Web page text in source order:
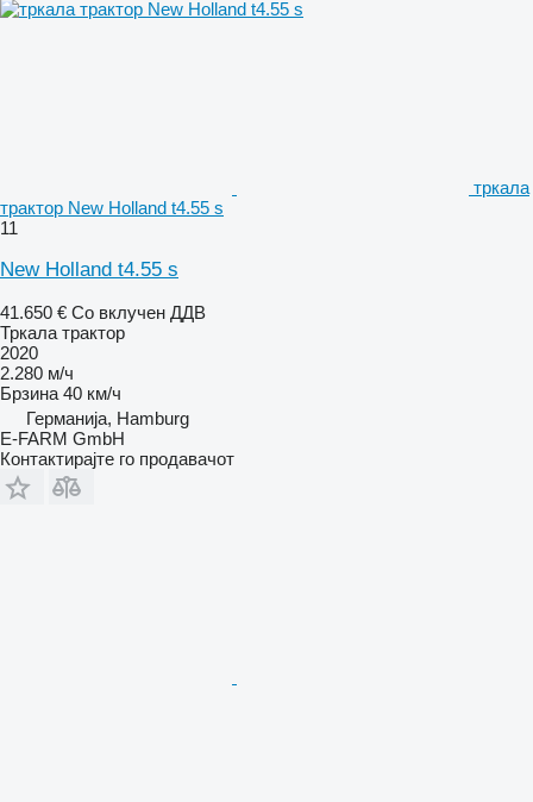
тркала
трактор New Holland t4.55 s
11
New Holland t4.55 s
41.650 € Со вклучен ДДВ
Тркала трактор
2020
2.280 м/ч
Брзина 40 км/ч
Германија, Hamburg
E-FARM GmbH
Контактирајте го продавачот